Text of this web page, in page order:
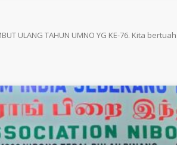
ULANG TAHUN UMNO YG KE-76. Kita